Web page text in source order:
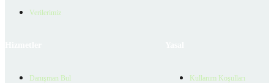
Verilerimiz
Danışman Bul Kullanım Koşulları